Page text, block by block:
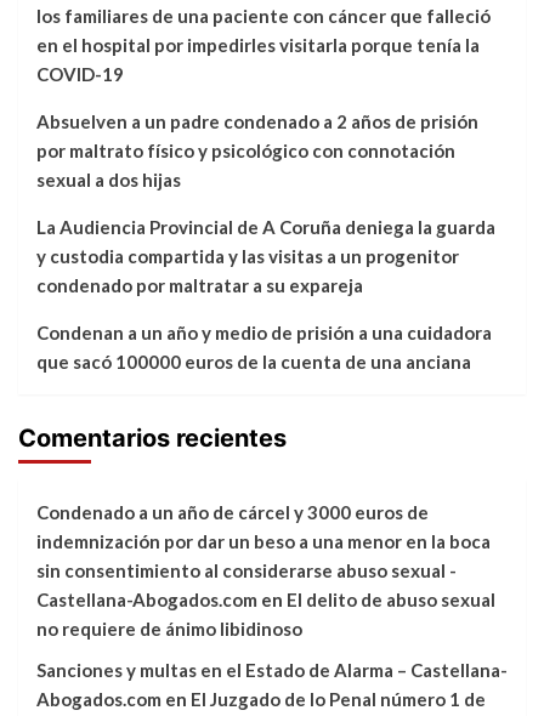
los familiares de una paciente con cáncer que falleció
en el hospital por impedirles visitarla porque tenía la
COVID-19
Absuelven a un padre condenado a 2 años de prisión
por maltrato físico y psicológico con connotación
sexual a dos hijas
La Audiencia Provincial de A Coruña deniega la guarda
y custodia compartida y las visitas a un progenitor
condenado por maltratar a su expareja
Condenan a un año y medio de prisión a una cuidadora
que sacó 100000 euros de la cuenta de una anciana
Comentarios recientes
Condenado a un año de cárcel y 3000 euros de
indemnización por dar un beso a una menor en la boca
sin consentimiento al considerarse abuso sexual -
Castellana-Abogados.com en El delito de abuso sexual
no requiere de ánimo libidinoso
Sanciones y multas en el Estado de Alarma – Castellana-
Abogados.com en El Juzgado de lo Penal número 1 de